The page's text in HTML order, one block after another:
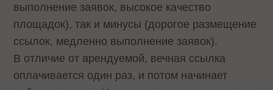
выполнение заявок, высокое качество
площадок), так и минусы (дорогое размещение
ссылок, медленно выполнение заявок).
В отличие от арендуемой, вечная ссылка
оплачивается один раз, и потом начинает